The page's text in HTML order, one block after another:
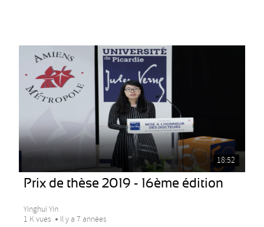
18:52
Prix de thèse 2019 - 16ème édition
Yinghui Yin
1 K vues
Il y a 7 années